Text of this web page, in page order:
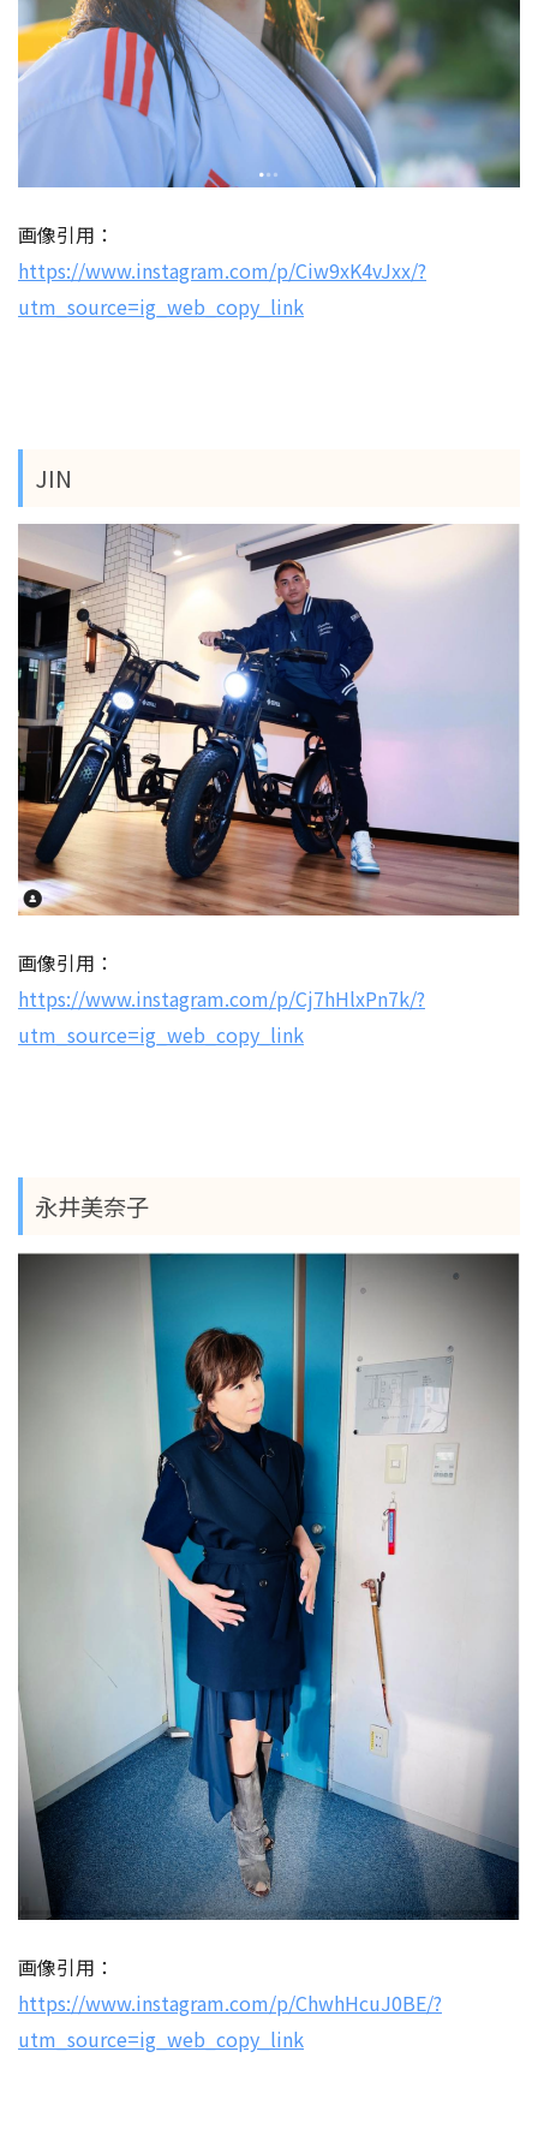
画像引用：
https://www.instagram.com/p/Ciw9xK4vJxx/?
utm_source=ig_web_copy_link
JIN
画像引用：
https://www.instagram.com/p/Cj7hHlxPn7k/?
utm_source=ig_web_copy_link
永井美奈子
画像引用：
https://www.instagram.com/p/ChwhHcuJ0BE/?
utm_source=ig_web_copy_link